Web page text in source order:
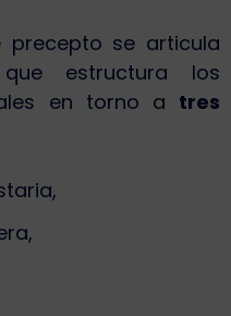
precepto se articula
que estructura los
en torno a tres